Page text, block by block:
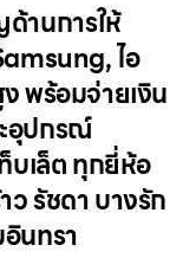
านการให้
ไอ
พร้อมจ่ายเงิน
อุปกรณ์
บเล็ต ทุกยี่ห้อ
รัชดา บางรัก
นทรา